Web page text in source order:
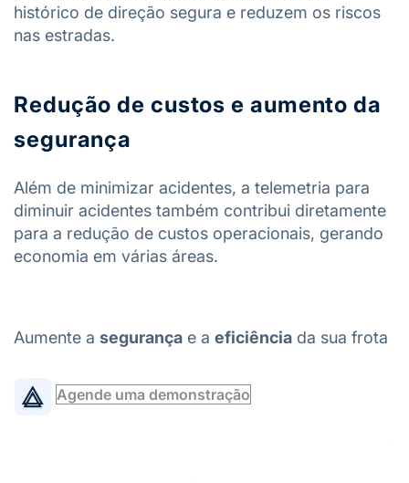
histórico de direção segura e reduzem os riscos
nas estradas.
Redução de custos e aumento da
segurança
Além de minimizar acidentes, a telemetria para
diminuir acidentes também contribui diretamente
para a redução de custos operacionais, gerando
economia em várias áreas.
Aumente a segurança e a eficiência da sua frota
Agende uma demonstração